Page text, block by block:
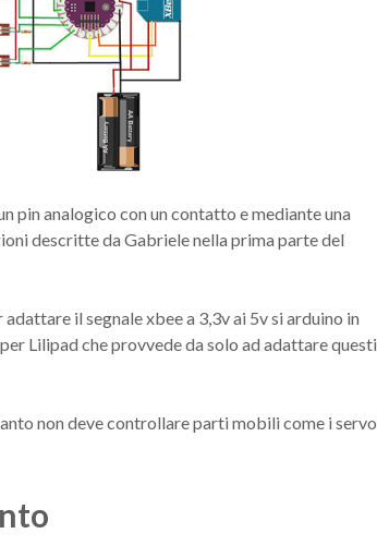
pin analogico con un contatto e mediante una
descritte da Gabriele nella prima parte del
il segnale xbee a 3,3v ai 5v si arduino in
Lilipad che provvede da solo ad adattare questi
non deve controllare parti mobili come i servo